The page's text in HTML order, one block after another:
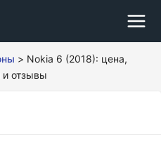
> Nokia 6 (2018): цена,
и отзывы